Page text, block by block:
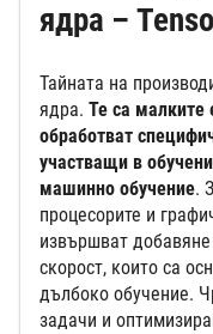
ядра –
Тайната на
ядра. Те са малките
обработват
участващи в
машинно обучение.
процесорите и
извършват
скорост, които са
дълбоко обучение.
задачи и